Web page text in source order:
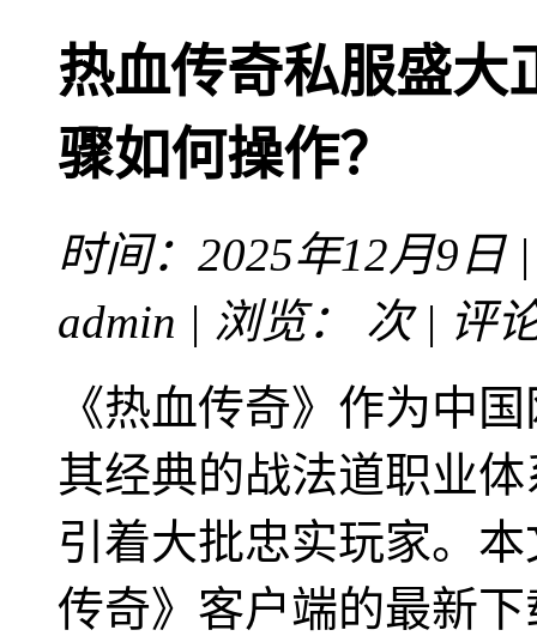
热血传奇私服盛大
骤如何操作？
时间：2025年12月9日
admin | 浏览：
次 | 评
《热血传奇》作为中
其经典的战法道职业
引着大批忠实玩家。
传奇》客户端的最新